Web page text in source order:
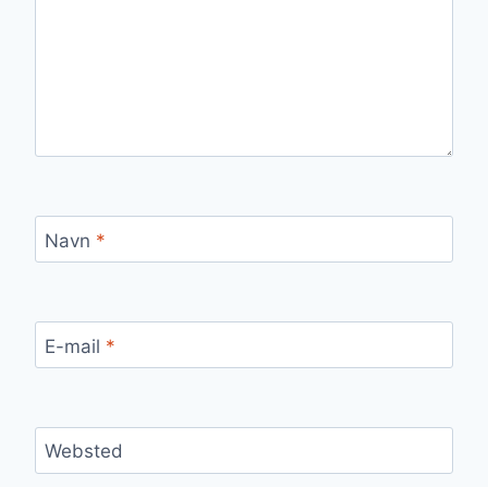
Navn *
E-mail *
Websted